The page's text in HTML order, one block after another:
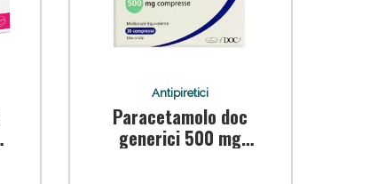
Antipiretici
Paracetamolo doc
generici 500 mg